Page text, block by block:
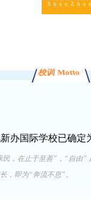
校训 Motto
，在止于至善”，“自由
，即为“奔流不息”。